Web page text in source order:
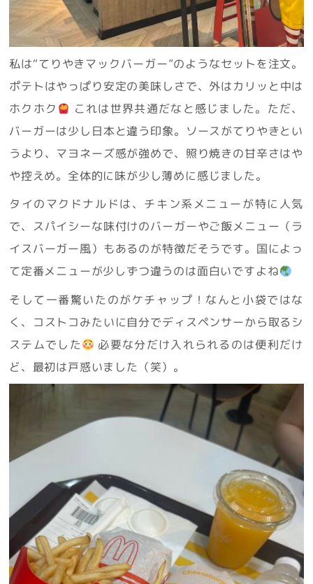
私は“てりやきマックバーガー”のようなセットを注文。
ポテトはやっぱり安定の美味しさで、外はカリッと中は
ホクホク これは世界共通だなと感じました。ただ、
バーガーは少し日本と違う印象。ソースがてりやきとい
うより、マヨネーズ感が強めで、照り焼きの甘辛さはや
や控えめ。全体的に味が少し薄めに感じました。
タイのマクドナルドは、チキン系メニューが特に人気
で、スパイシーな味付けのバーガーやご飯メニュー（ラ
イスバーガー風）もあるのが特徴だそうです。国によっ
て定番メニューが少しずつ違うのは面白いですよね
そして一番驚いたのがケチャップ！なんと小袋ではな
く、コストコみたいに自分でディスペンサーから取るシ
ステムでした 必要な分だけ入れられるのは便利だけ
ど、最初は戸惑いました（笑）。